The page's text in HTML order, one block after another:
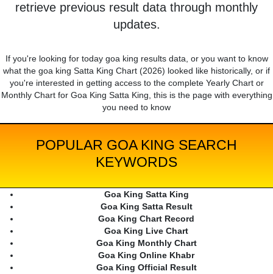
retrieve previous result data through monthly
updates.
If you're looking for today goa king results data, or you want to know
what the goa king Satta King Chart (2026) looked like historically, or if
you're interested in getting access to the complete Yearly Chart or
Monthly Chart for Goa King Satta King, this is the page with everything
you need to know
POPULAR GOA KING SEARCH
KEYWORDS
Goa King Satta King
Goa King Satta Result
Goa King Chart Record
Goa King Live Chart
Goa King Monthly Chart
Goa King Online Khabr
Goa King Official Result